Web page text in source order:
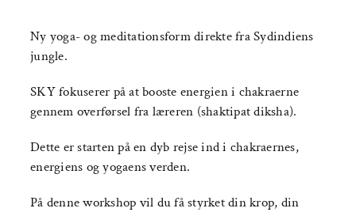
Ny yoga- og meditationsform direkte fra Sydindiens
jungle.
SKY fokuserer på at booste energien i chakraerne
gennem overførsel fra læreren (shaktipat diksha).
Dette er starten på en dyb rejse ind i chakraernes,
energiens og yogaens verden.
På denne workshop vil du få styrket din krop, din